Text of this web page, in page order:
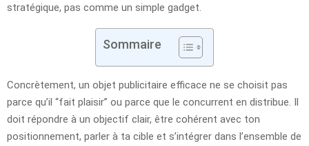
stratégique, pas comme un simple gadget.
Sommaire
Concrètement, un objet publicitaire efficace ne se choisit pas
parce qu’il “fait plaisir” ou parce que le concurrent en distribue. Il
doit répondre à un objectif clair, être cohérent avec ton
positionnement, parler à ta cible et s’intégrer dans l’ensemble de